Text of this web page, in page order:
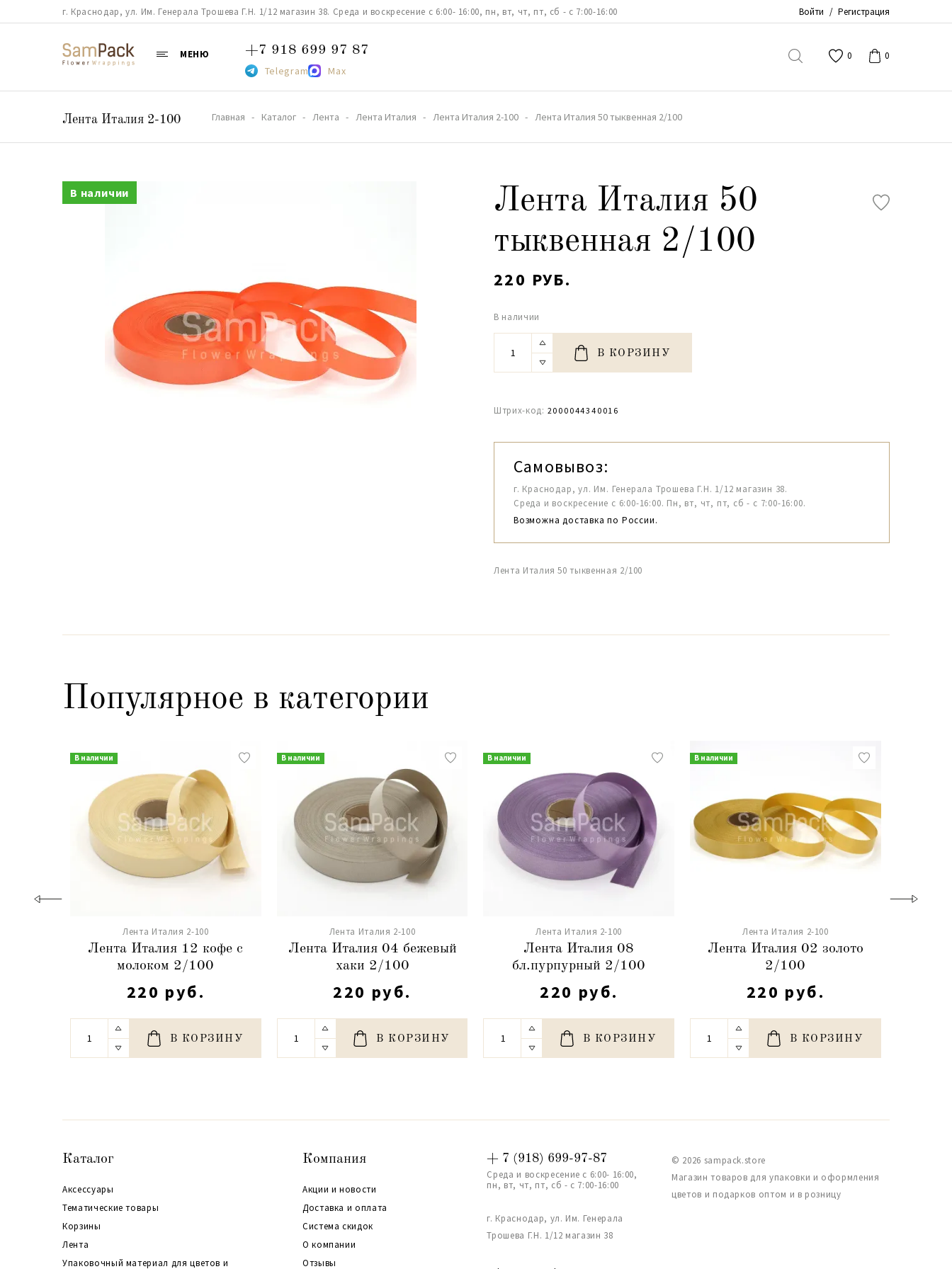
г. Краснодар, ул. Им. Генерала Трошева Г.Н. 1/12 магазин 38. Среда и воскресение с 6:00- 16:00, пн, вт, чт, пт, сб - с 7:00-16:00 Войти / Регистрация
МЕНЮ +7 918 699 97 87
Telegram Max
0 0
Лента Италия 2-100 Главная Каталог Лента Лента Италия Лента Италия 2-100 Лента Италия 50 тыквенная 2/100
В наличии
Лента Италия 50
тыквенная 2/100
220 РУБ.
В наличии
В КОРЗИНУ
Штрих-код: 2000044340016
Самовывоз:
г. Краснодар, ул. Им. Генерала Трошева Г.Н. 1/12 магазин 38.
Среда и воскресение с 6:00-16:00. Пн, вт, чт, пт, сб - с 7:00-16:00.
Возможна доставка по России.
Лента Италия 50 тыквенная 2/100
Популярное в категории
В наличии
Лента Италия 2-100
Лента Италия 12 кофе с
молоком 2/100
220 руб.
В КОРЗИНУ
В наличии
Лента Италия 2-100
Лента Италия 04 бежевый
хаки 2/100
220 руб.
В КОРЗИНУ
В наличии
Лента Италия 2-100
Лента Италия 08
бл.пурпурный 2/100
220 руб.
В КОРЗИНУ
В наличии
Лента Италия 2-100
Лента Италия 02 золото
2/100
220 руб.
В КОРЗИНУ
Каталог
Аксессуары
Тематические товары
Корзины
Лента
Упаковочный материал для цветов и
Компания
Акции и новости
Доставка и оплата
Система скидок
О компании
Отзывы
+ 7 (918) 699-97-87
Среда и воскресение с 6:00- 16:00,
пн, вт, чт, пт, сб - с 7:00-16:00
г. Краснодар, ул. Им. Генерала
Трошева Г.Н. 1/12 магазин 38
© 2026 sampack.store
Магазин товаров для упаковки и оформления
цветов и подарков оптом и в розницу